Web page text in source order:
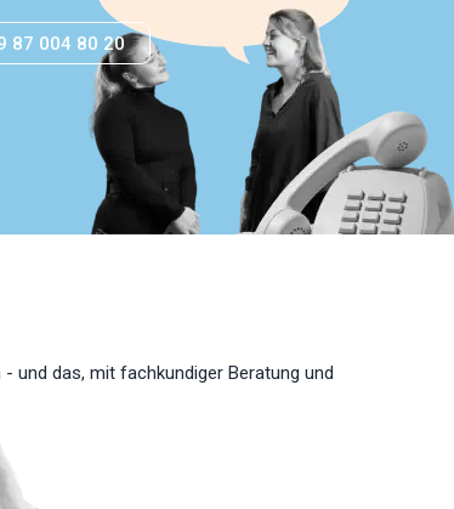
87 004 80 20
und das, mit fachkundiger Beratung und